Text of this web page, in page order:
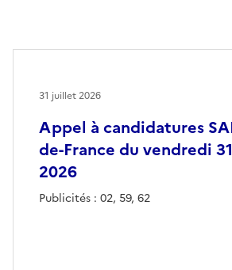
Appel à candidatures
de-France du vendredi
2026
Publicités : 02, 59, 62
31 juillet 2026